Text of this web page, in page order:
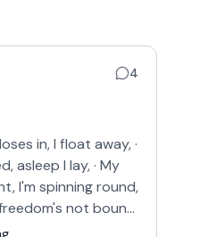
4
in, I float away, ·
asleep I lay, · My
I'm spinning round,
not bound,
lose, nothing …